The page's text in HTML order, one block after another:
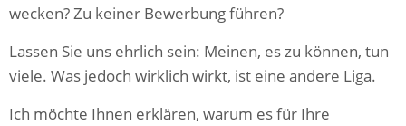
wecken? Zu keiner Bewerbung führen?
Lassen Sie uns ehrlich sein: Meinen, es zu können, tun
viele. Was jedoch wirklich wirkt, ist eine andere Liga.
Ich möchte Ihnen erklären, warum es für Ihre